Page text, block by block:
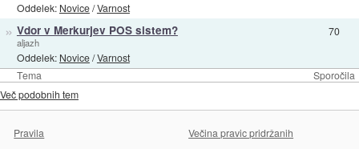
Tema Sporočila
Oddelek: Novice/Varnost
» Vdor v Merkurjev POS sistem?
aljazh
Oddelek: Novice/Varnost
70
Več podobnih tem
Pravila Večina pravic pridržanih